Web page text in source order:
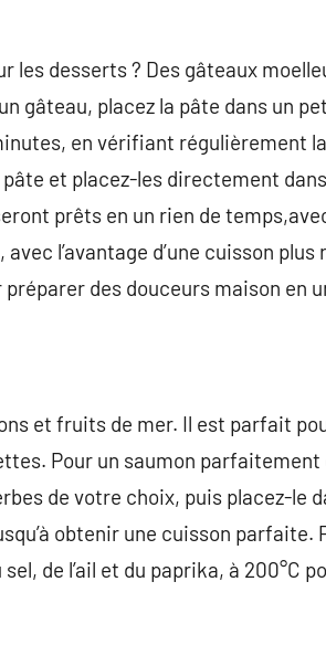
les desserts ? Des gâteaux
gâteau, placez la pâte dans un
en vérifiant régulièrement
et placez-les directement
prêts en un rien de
l’avantage d’une cuisson
des douceurs maison en
et fruits de mer. Il est parfait
Pour un saumon
de votre choix, puis placez-le
obtenir une cuisson
de l’ail et du paprika, à 200°C